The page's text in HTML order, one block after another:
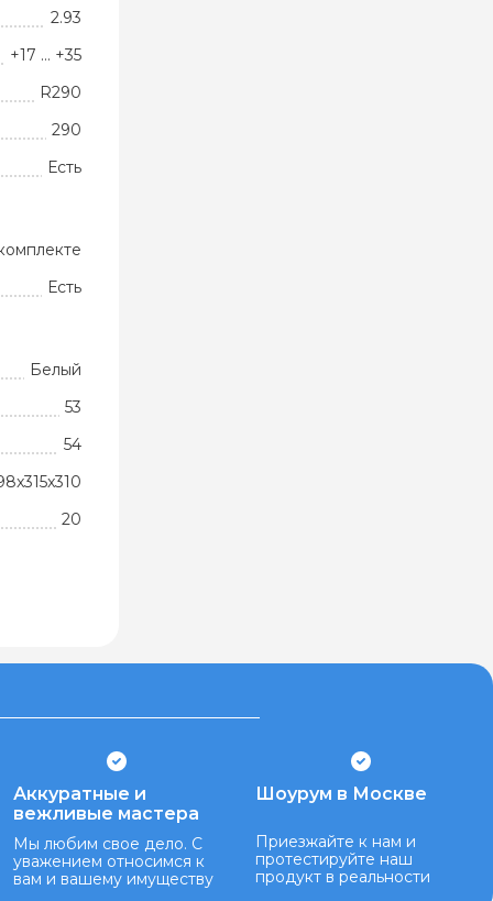
2.93
+17 … +35
R290
290
Есть
Есть
Белый
53
54
20
Аккуратные и
вежливые мастера
Мы любим свое дело. С
уважением относимся к
вам и вашему имуществу
Шоурум в Москве
Приезжайте к нам и
протестируйте наш
продукт в реальности